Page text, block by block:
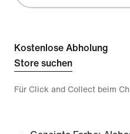
Kostenlose Abholung
Store suchen
Für Click and Collect beim